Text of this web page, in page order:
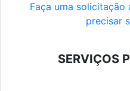
Faça uma solicitação
precisar
SERVIÇOS